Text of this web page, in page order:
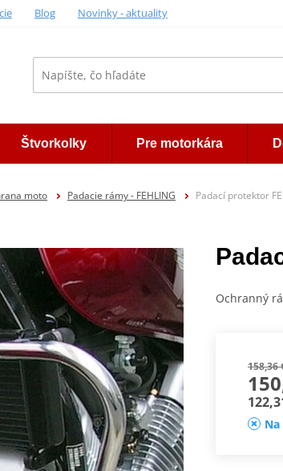
Blog Novinky - aktuality
Štvorkolky Pre motorkára
moto Padacie rámy - FEHLING Padací protektor
Ochranný
158,36